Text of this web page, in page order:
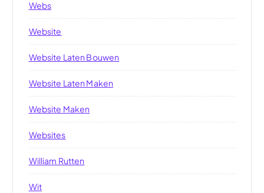
Webs
Website
Website Laten Bouwen
Website Laten Maken
Website Maken
Websites
William Rutten
Wit